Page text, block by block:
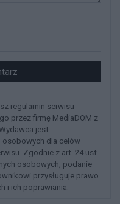
regulamin serwisu
przez firmę MediaDOM z
jest
osobowych dla celów
Zgodnie z art. 24 ust.
osobowych, podanie
przysługuje prawo
i ich poprawiania.